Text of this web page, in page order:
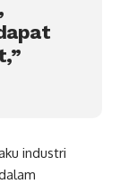
industri